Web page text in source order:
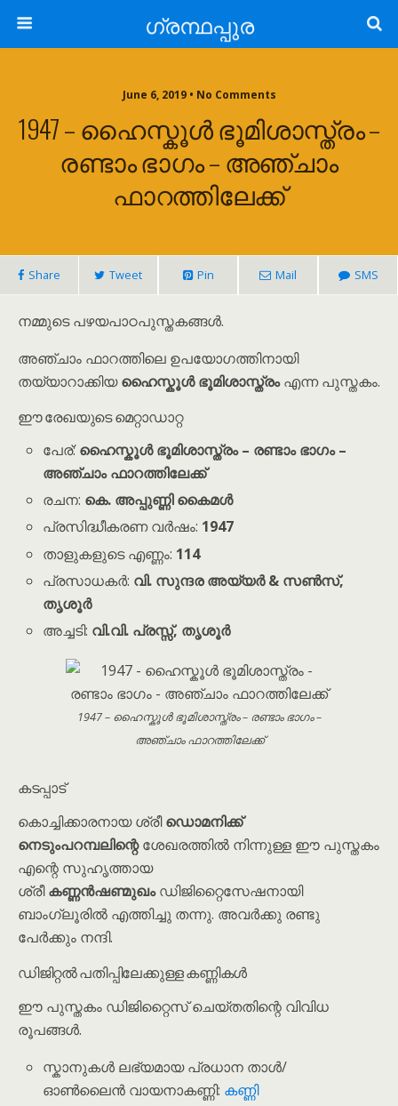
ഗ്രന്ഥപ്പുര
June 6, 2019 • No Comments
1947 – ഹൈസ്കൂൾ ഭൂമിശാസ്ത്രം –
രണ്ടാം ഭാഗം – അഞ്ചാം
ഫാറത്തിലേക്ക്
Share Tweet Pin Mail SMS
നമ്മുടെ പഴയപാഠപുസ്തകങ്ങൾ.
അഞ്ചാം ഫാറത്തിലെ ഉപയോഗത്തിനായി
തയ്യാറാക്കിയഹൈസ്കൂൾ ഭൂമിശാസ്ത്രംഎന്ന പുസ്തകം.
ഈ രേഖയുടെ മെറ്റാഡാറ്റ
പേര്:ഹൈസ്കൂൾ ഭൂമിശാസ്ത്രം – രണ്ടാം ഭാഗം –
അഞ്ചാം ഫാറത്തിലേക്ക്
രചന: കെ. അപ്പുണ്ണി കൈമൾ
പ്രസിദ്ധീകരണ വർഷം: 1947
താളുകളുടെ എണ്ണം: 114
പ്രസാധകർ: വി. സുന്ദര അയ്യർ & സൺസ്,
തൃശൂർ
അച്ചടി: വി.വി. പ്രസ്സ്, തൃശൂർ
1947 – ഹൈസ്കൂൾ ഭൂമിശാസ്ത്രം – രണ്ടാം ഭാഗം –
അഞ്ചാം ഫാറത്തിലേക്ക്
കടപ്പാട്
കൊച്ചിക്കാരനായ ശ്രീഡൊമനിക്ക്
നെടും‌പറമ്പലിന്റെശേഖരത്തിൽ നിന്നുള്ള ഈ പുസ്തകം
എന്റെ സുഹൃത്തായ
ശ്രീകണ്ണൻഷണ്മുഖംഡിജിറ്റൈസേഷനായി
ബാംഗ്ലൂരിൽ എത്തിച്ചു തന്നു. അവർക്കു രണ്ടു
പേർക്കും നന്ദി.
ഡിജിറ്റൽ പതിപ്പിലേക്കുള്ള കണ്ണികൾ
ഈ പുസ്തകം ഡിജിറ്റൈസ് ചെയ്തതിന്റെ വിവിധ
രൂപങ്ങൾ.
സ്കാനുകൾ ലഭ്യമായ പ്രധാന താൾ/
ഓൺലൈൻ വായനാകണ്ണി: കണ്ണി